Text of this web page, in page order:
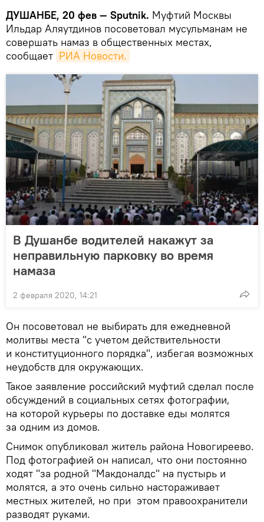
ДУШАНБЕ, 20 фев — Sputnik. Муфтий Москвы
Ильдар Аляутдинов посоветовал мусульманам не
совершать намаз в общественных местах,
сообщает РИА Новости.
В Душанбе водителей накажут за
неправильную парковку во время
намаза
2 февраля 2020, 14:21
Он посоветовал не выбирать для ежедневной
молитвы места "с учетом действительности
и конституционного порядка", избегая возможных
неудобств для окружающих.
Такое заявление российский муфтий сделал после
обсуждений в социальных сетях фотографии,
на которой курьеры по доставке еды молятся
за одним из домов.
Снимок опубликовал житель района Новогиреево.
Под фотографией он написал, что они постоянно
ходят "за родной "Макдоналдс" на пустырь и
молятся, а это очень сильно настораживает
местных жителей, но при этом правоохранители
разводят руками.